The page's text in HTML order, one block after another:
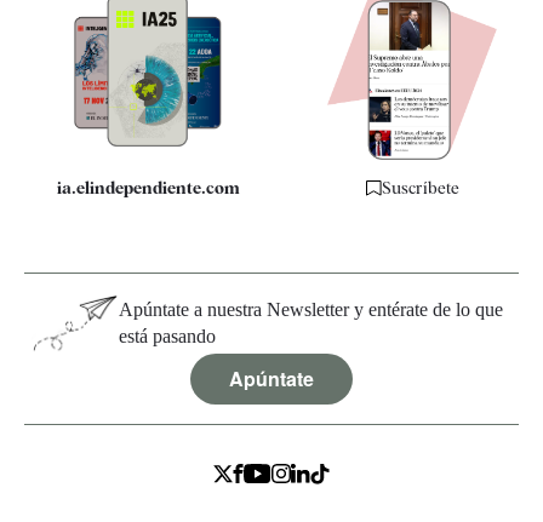
Quiénes somos
Especificaciones
ia.elindependiente.com Suscríbete
Apúntate a nuestra Newsletter y entérate de lo que
está pasando
Apúntate